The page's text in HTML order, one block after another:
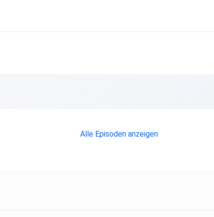
Alle Episoden anzeigen